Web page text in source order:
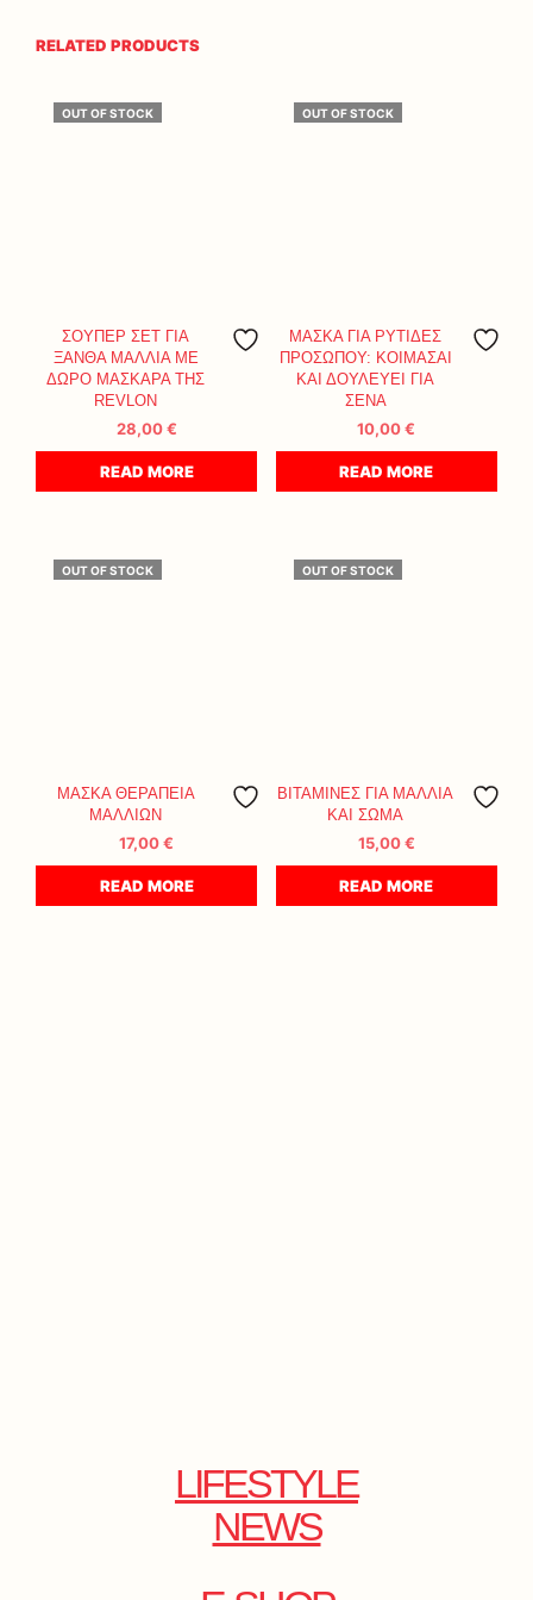
RELATED PRODUCTS
OUT OF STOCK
ΣΟΥΠΕΡ ΣΕΤ ΓΙΑ
ΞΑΝΘΑ ΜΑΛΛΙΑ ΜΕ
ΔΩΡΟ ΜΑΣΚΑΡΑ ΤΗΣ
REVLON
28,00€
READ MORE
OUT OF STOCK
ΜΑΣΚΑ ΓΙΑ ΡΥΤΙΔΕΣ
ΠΡΟΣΩΠΟΥ: ΚΟΙΜΑΣΑΙ
ΚΑΙ ΔΟΥΛΕΥΕΙ ΓΙΑ
ΣΕΝΑ
10,00€
READ MORE
OUT OF STOCK
ΜΑΣΚΑ ΘΕΡΑΠΕΙΑ
ΜΑΛΛΙΩΝ
17,00€
READ MORE
OUT OF STOCK
ΒΙΤΑΜΙΝΕΣ ΓΙΑ ΜΑΛΛΙΑ
ΚΑΙ ΣΩΜΑ
15,00€
READ MORE
LIFESTYLE
NEWS